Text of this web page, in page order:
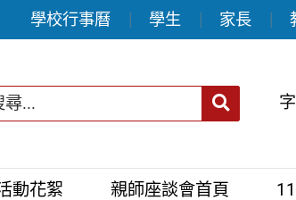
學校行事曆 學生 家長
送出
動花絮 親師座談會首頁